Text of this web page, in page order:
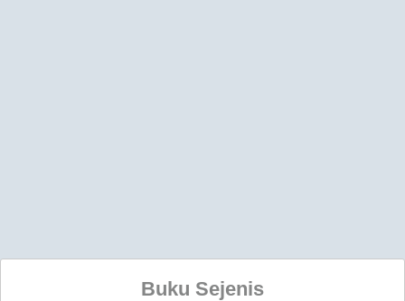
Buku Sejenis